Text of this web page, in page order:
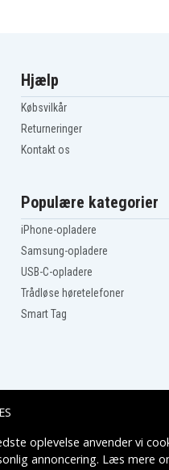
Hjælp
Købsvilkår
Returneringer
Kontakt os
Populære kategorier
iPhone-opladere
Samsung-opladere
USB-C-opladere
Trådløse høretelefoner
Smart Tag
Leveringsmuligheder
oplevelse anvender vi
annoncering. Læs mere